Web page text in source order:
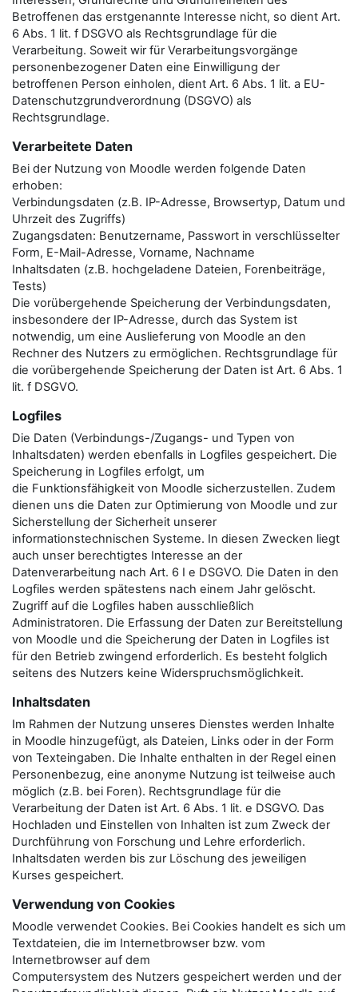
Betroffenen das erstgenannte Interesse nicht, so dient Art.
6 Abs. 1 lit. f DSGVO als Rechtsgrundlage für die
Verarbeitung. Soweit wir für Verarbeitungsvorgänge
personenbezogener Daten eine Einwilligung der
betroffenen Person einholen, dient Art. 6 Abs. 1 lit. a EU-
Datenschutzgrundverordnung (DSGVO) als
Rechtsgrundlage.
Verarbeitete Daten
Bei der Nutzung von Moodle werden folgende Daten
erhoben:
Verbindungsdaten (z.B. IP-Adresse, Browsertyp, Datum und
Uhrzeit des Zugriffs)
Zugangsdaten: Benutzername, Passwort in verschlüsselter
Form, E-Mail-Adresse, Vorname, Nachname
Inhaltsdaten (z.B. hochgeladene Dateien, Forenbeiträge,
Tests)
Die vorübergehende Speicherung der Verbindungsdaten,
insbesondere der IP-Adresse, durch das System ist
notwendig, um eine Auslieferung von Moodle an den
Rechner des Nutzers zu ermöglichen. Rechtsgrundlage für
die vorübergehende Speicherung der Daten ist Art. 6 Abs. 1
lit. f DSGVO.
Logfiles
Die Daten (Verbindungs-/Zugangs- und Typen von
Inhaltsdaten) werden ebenfalls in Logfiles gespeichert. Die
Speicherung in Logfiles erfolgt, um
die Funktionsfähigkeit von Moodle sicherzustellen. Zudem
dienen uns die Daten zur Optimierung von Moodle und zur
Sicherstellung der Sicherheit unserer
informationstechnischen Systeme. In diesen Zwecken liegt
auch unser berechtigtes Interesse an der
Datenverarbeitung nach Art. 6 I e DSGVO. Die Daten in den
Logfiles werden spätestens nach einem Jahr gelöscht.
Zugriff auf die Logfiles haben ausschließlich
Administratoren. Die Erfassung der Daten zur Bereitstellung
von Moodle und die Speicherung der Daten in Logfiles ist
für den Betrieb zwingend erforderlich. Es besteht folglich
seitens des Nutzers keine Widerspruchsmöglichkeit.
Inhaltsdaten
Im Rahmen der Nutzung unseres Dienstes werden Inhalte
in Moodle hinzugefügt, als Dateien, Links oder in der Form
von Texteingaben. Die Inhalte enthalten in der Regel einen
Personenbezug, eine anonyme Nutzung ist teilweise auch
möglich (z.B. bei Foren). Rechtsgrundlage für die
Verarbeitung der Daten ist Art. 6 Abs. 1 lit. e DSGVO. Das
Hochladen und Einstellen von Inhalten ist zum Zweck der
Durchführung von Forschung und Lehre erforderlich.
Inhaltsdaten werden bis zur Löschung des jeweiligen
Kurses gespeichert.
Verwendung von Cookies
Moodle verwendet Cookies. Bei Cookies handelt es sich um
Textdateien, die im Internetbrowser bzw. vom
Internetbrowser auf dem
Computersystem des Nutzers gespeichert werden und der